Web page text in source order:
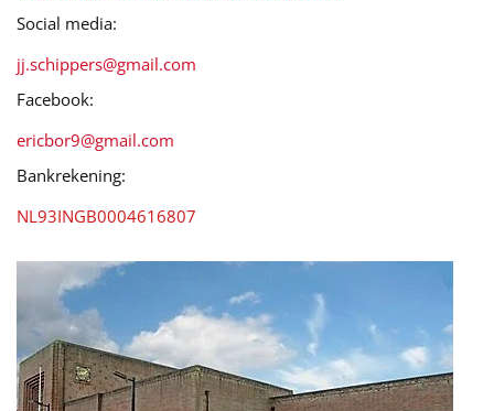
Social media:
jj.schippers@gmail.com
Facebook:
ericbor9@gmail.com
Bankrekening:
NL93INGB0004616807